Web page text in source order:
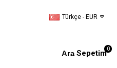
Türkçe - EUR
Sepetim0